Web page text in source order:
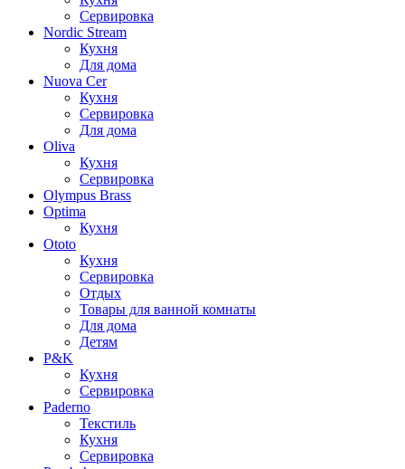
Сервировка
Nordic Stream
Кухня
Для дома
Nuova Cer
Кухня
Сервировка
Для дома
Oliva
Кухня
Сервировка
Olympus Brass
Optima
Кухня
Ototo
Кухня
Сервировка
Отдых
Товары для ванной комнаты
Для дома
Детям
P&K
Кухня
Сервировка
Paderno
Текстиль
Кухня
Сервировка